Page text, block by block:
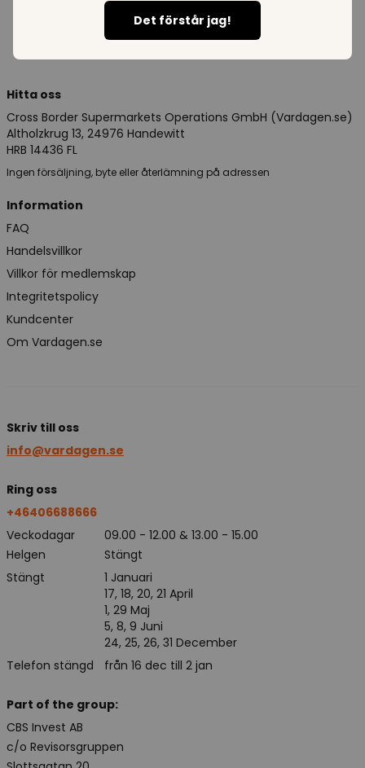
Det förstår jag!
Hitta oss
Cross Border Supermarkets Operations GmbH (Vardagen.se)
Altholzkrug 13, 24976 Handewitt
HRB 14436 FL
Ingen försäljning, byte eller återlämning på adressen
Information
FAQ
Handelsvillkor
Villkor för medlemskap
Integritetspolicy
Kundcenter
Om Vardagen.se
Skriv till oss
info@vardagen.se
Ring oss
+46406688666
Veckodagar
09.00 - 12.00 & 13.00 - 15.00
Helgen
Stängt
Stängt
Telefon stängd
1 Januari
17, 18, 20, 21 April
1, 29 Maj
5, 8, 9 Juni
24, 25, 26, 31 December
från 16 dec till 2 jan
Part of the group:
CBS Invest AB
c/o Revisorsgruppen